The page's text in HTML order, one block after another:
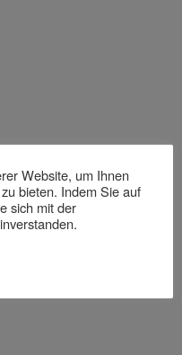
Website, um Ihnen
bieten. Indem Sie auf
sich mit der